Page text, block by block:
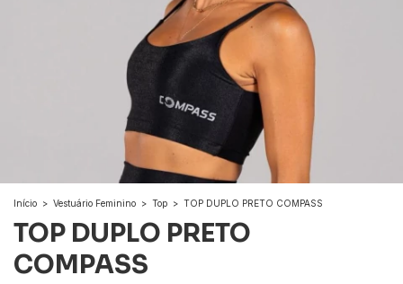
Início > Vestuário Feminino > Top > TOP DUPLO PRETO COMPASS
TOP DUPLO PRETO
COMPASS